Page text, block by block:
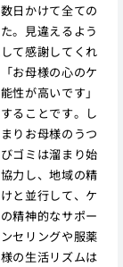
日かけて全ての
。見違えるよう
て感謝してくれ
お母様の心のケ
性が高いです」
ることです。し
りお母様のうつ
ゴミは溜まり始
力し、地域の精
と並行して、ケ
精神的なサポー
セリングや服薬
の生活リズムは